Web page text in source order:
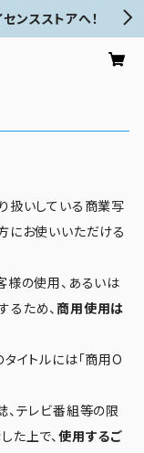
ンスストアへ！
扱いしている商業写
にお使いいただける
様の使用、あるいは
るため、商用使用は
イトルには「商用O
、テレビ番組等の限
した上で、使用するご